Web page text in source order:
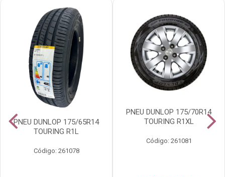
PNEU DUNLOP 175/65R14
TOURING R1L
Código: 261078
PNEU DUNLOP 175/70R14
TOURING R1XL
Código: 261081